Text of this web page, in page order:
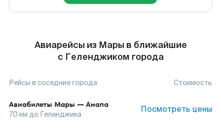
Авиарейсы из Мары в ближайшие
с Геленджиком города
Рейсы в соседние города Стоимость
Авиабилеты Мары — Анапа
70 км до Геленджика Посмотреть цены